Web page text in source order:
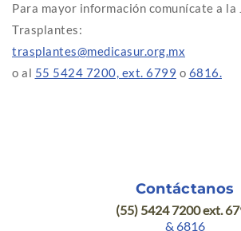
Para mayor información comunícate a la
Trasplantes:
trasplantes@medicasur.org.mx
o al 55 5424 7200, ext. 6799 o 6816.
Contáctanos
(55) 5424 7200 ext.
& 6816